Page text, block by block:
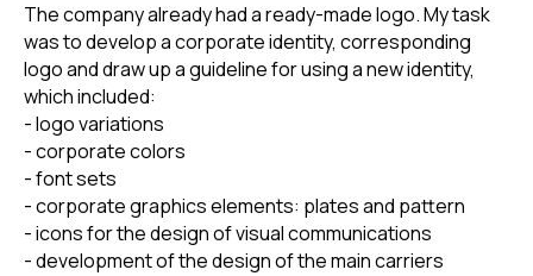
The company already had a ready-made logo. My task
was to develop a corporate identity, corresponding
logo and draw up a guideline for using a new identity,
which included:
- logo variations
- corporate colors
- font sets
- corporate graphics elements: plates and pattern
- icons for the design of visual communications
- development of the design of the main carriers